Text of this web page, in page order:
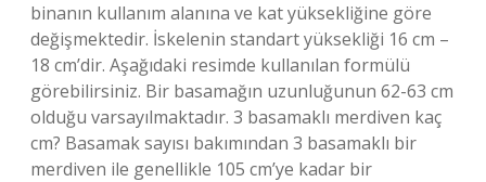
binanın kullanım alanına ve kat yüksekliğine göre
değişmektedir. İskelenin standart yüksekliği 16 cm –
18 cm’dir. Aşağıdaki resimde kullanılan formülü
görebilirsiniz. Bir basamağın uzunluğunun 62-63 cm
olduğu varsayılmaktadır. 3 basamaklı merdiven kaç
cm? Basamak sayısı bakımından 3 basamaklı bir
merdiven ile genellikle 105 cm’ye kadar bir